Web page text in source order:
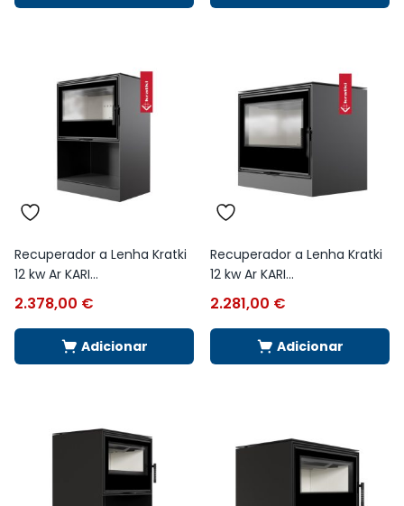
Recuperador a Lenha Kratki
12 kw Ar KARI...
2.378,00 €
Adicionar
Recuperador a Lenha Kratki
12 kw Ar KARI...
2.281,00 €
Adicionar